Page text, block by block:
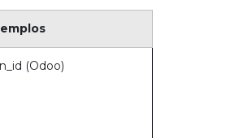
(Odoo)